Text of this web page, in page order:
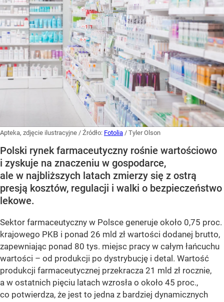
Apteka, zdjęcie ilustracyjne / Źródło: Fotolia / Tyler Olson
Polski rynek farmaceutyczny rośnie wartościowo
i zyskuje na znaczeniu w gospodarce,
ale w najbliższych latach zmierzy się z ostrą
presją kosztów, regulacji i walki o bezpieczeństwo
lekowe.
Sektor farmaceutyczny w Polsce generuje około 0,75 proc.
krajowego PKB i ponad 26 mld zł wartości dodanej brutto,
zapewniając ponad 80 tys. miejsc pracy w całym łańcuchu
wartości – od produkcji po dystrybucję i detal. Wartość
produkcji farmaceutycznej przekracza 21 mld zł rocznie,
a w ostatnich pięciu latach wzrosła o około 45 proc.,
co potwierdza, że jest to jedna z bardziej dynamicznych